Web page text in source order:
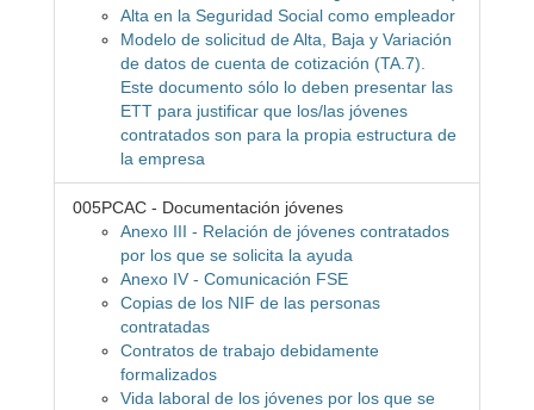
Alta en la Seguridad Social como empleador
Modelo de solicitud de Alta, Baja y Variación
de datos de cuenta de cotización (TA.7).
Este documento sólo lo deben presentar las
ETT para justificar que los/las jóvenes
contratados son para la propia estructura de
la empresa
005PCAC - Documentación jóvenes
Anexo III - Relación de jóvenes contratados
por los que se solicita la ayuda
Anexo IV - Comunicación FSE
Copias de los NIF de las personas
contratadas
Contratos de trabajo debidamente
formalizados
Vida laboral de los jóvenes por los que se